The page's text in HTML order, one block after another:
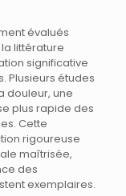
évalués
littérature
significative
Plusieurs études
douleur, une
plus rapide des
Cette
rigoureuse
maîtrisée,
des
exemplaires.